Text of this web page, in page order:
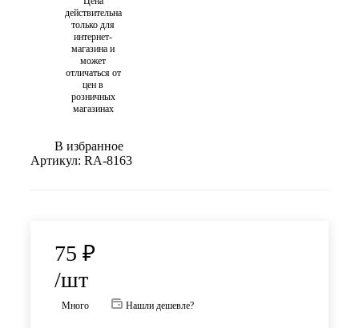
действительна
только для
интернет-
магазина и
может
отличаться от
цен в
розничных
магазинах
В избранное
Артикул: RA-8163
75 ₽
/шт
Много Нашли дешевле?